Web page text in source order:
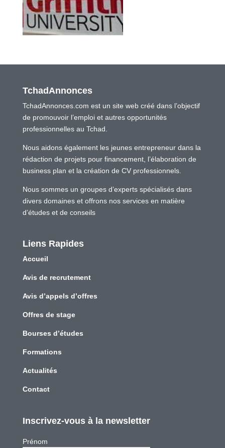
TchadAnnonces
TchadAnnonces.com est un site web créé dans l’objectif
de promouvoir l’emploi et autres opportunités
professionnelles au Tchad.
Nous aidons également les jeunes entrepreneur dans la
rédaction de projets pour financement, l’élaboration de
business plan et la création de CV professionnels.
Nous sommes un groupes d’experts spécialisés dans
divers domaines et offrons nos services en matière
d’études et de conseils
Liens Rapides
Accueil
Avis de recrutement
Avis d’appels d’offres
Offres de stage
Bourses d’études
Formations
Actualités
Contact
Inscrivez-vous à la newsletter
Prénom